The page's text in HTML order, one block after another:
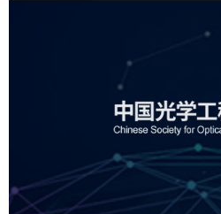
中国光学
机构组织 国企 品牌官网